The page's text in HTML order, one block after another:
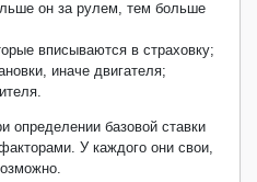
он за рулем, тем больше
вписываются в страховку;
иначе двигателя;
определении базовой ставки
У каждого они свои,